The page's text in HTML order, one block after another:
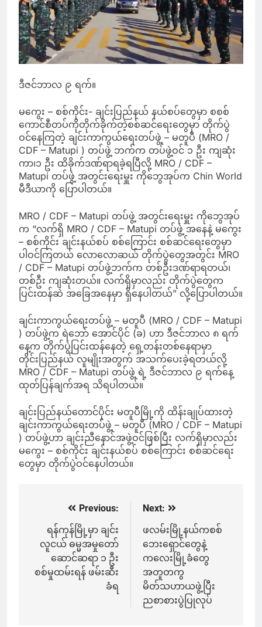
ဒီဇင်ဘာလ ၉ ရက်။
မကွေး – စစ်ကိုင်း- ချင်းပြည်နယ် နယ်စပ်တွေမှာ စစစ်
ကောင်စီတပ်ကိုတိုက်ခိုက်တဲ့စစ်ဆင်ရေးတွေမှာ တိုက်ပွဲ
ဝင်နေကြတဲ့ ချင်းကာကွယ်ရေးတပ်ဖွဲ့ – မတူပီ (MRO /
CDF – Matupi ) တပ်ဖွဲ့ ဘက်က တပ်ဖွဲ့ဝင် ၁ ဦး ကျဆုံး
ကာ၊၁ ဦး ထိခိုက်ဒဏ်ရာရခဲ့ရပြီလို့ MRO / CDF –
Matupi တပ်ဖွဲ့ အတွင်းရေးမှူး ကိုဘွေအုပ်က Chin World
မီဒီယာကို ပြောပါတယ်။
MRO / CDF – Matupi တပ်ဖွဲ့ အတွင်းရေးမှူး ကိုဘွေအုပ်
က “လက်ရှိ MRO / CDF – Matupi တပ်ဖွဲ့ အနေနဲ့ မကွေး
– စစ်ကိုင်း ချင်းနယ်စပ် စစ်ကြောင်း စစ်ဆင်ရေးတွေမှာ
ပါဝင်ကြတယ် လောလောဆယ် တိုက်ပွဲတွေအတွင်း MRO
/ CDF – Matupi တပ်ဖွဲ့ဘက်က တစ်ဦးဒဏ်ရာရတယ်၊
တစ်ဦး ကျဆုံးတယ်။ လက်ရှိမှာလည်း တိုက်ပွဲတွေက
ပြင်းထန်ဆဲ အခြေအနေမှာ ရှိနေပါတယ်” လို့ပြောပါတယ်။
ချင်းကာကွယ်ရေးတပ်ဖွဲ့ – မတူပီ (MRO / CDF – Matupi
) တပ်ဖွဲ့က ရဲဘော် အောင်ပိုင် (ခ) ဟာ ဒီဇင်ဘာလ ၈ ရက်
နေ့က တိုက်ပွဲပြင်းထန်နေတဲ့ ရှေ့တန်းတစ်နေရာမှာ
တိုင်းပြည်နယ် လူမျိုးအတွက် အသက်ပေးခဲ့ရတယ်လို့
MRO / CDF – Matupi တပ်ဖွဲ့ ရဲ့ ဒီဇင်ဘာလ ၉ ရက်နေ့
ထုတ်ပြန်ချက်အရ သိရပါတယ်။
ချင်းပြည်နယ်တောင်ပိုင်း မတူပီမြို့ကို ထိန်းချုပ်ထားတဲ့
ချင်းကာကွယ်ရေးတပ်ဖွဲ့ – မတူပီ (MRO / CDF – Matupi
) တပ်ဖွဲ့ဟာ ချင်းညီနောင်အဖွဲ့ဝင်ဖြစ်ပြီး လက်ရှိမှာလည်း
မကွေး – စစ်ကိုင်း ချင်းနယ်စပ် စစ်ကြောင်း စစ်ဆင်ရေး
တွေမှာ တိုက်ပွဲဝင်နေပါတယ်။
navigation
Previous:
ရန်ကုန်မြို့မှာ ချင်း
လူငယ် ဓမ္မအမှုတော်
ဆောင်ဆရာ ၁ ဦး
စစ်မှုထမ်းရန် ဖမ်းဆီး
ခံရ
Next:
ဖလမ်းမြို့နယ်ကစစ်
ဘေးရှောင်တွေနဲ့
ကလေးမြို့ခံတွေ
အတူတကွ
မိတ်သဟာယဖွဲ့ပြီး
ညစာစားပွဲပြုလုပ်